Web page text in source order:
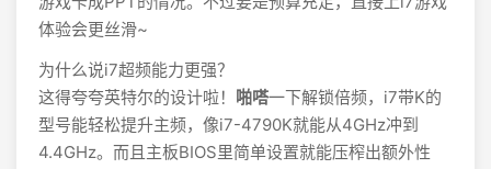
体验会更丝滑~
为什么说i7超频能力更强？
这得夸夸英特尔的设计啦！
啪嗒一下解锁倍频，i7带K的
型号能轻松提升主频，像i7-4790K就能从4GHz冲到
4.4GHz。而且主板BIOS里简单设置就能压榨出额外性